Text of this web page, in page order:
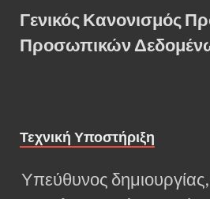
Γενικός Κανονισμός
Προσωπικών
Τεχνική Υποστήριξη
Υπεύθυνος